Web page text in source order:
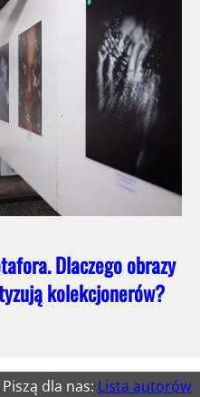
Dlaczego obrazy
kolekcjonerów?
Piszą dla nas: Lista autorów